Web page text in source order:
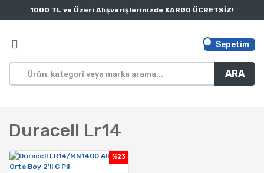
1000 TL ve Üzeri Alışverişlerinizde KARGO ÜCRETSİZ!
ARA
Sepetim
Duracell Lr14
%23